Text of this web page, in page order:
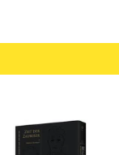
火把，為人類的
考。」
流，否則，便是